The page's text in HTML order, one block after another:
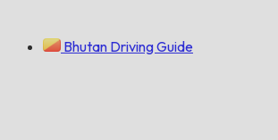
Bhutan Driving Guide